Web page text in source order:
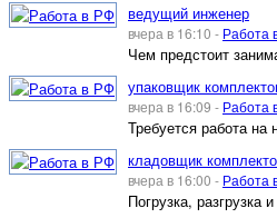
ведущий инженер
вчера в 16:10 - Работа
Чем предстоит
упаковщик
вчера в 16:09 - Работа
Требуется работа
кладовщик
вчера в 16:00 - Работа
Погрузка,